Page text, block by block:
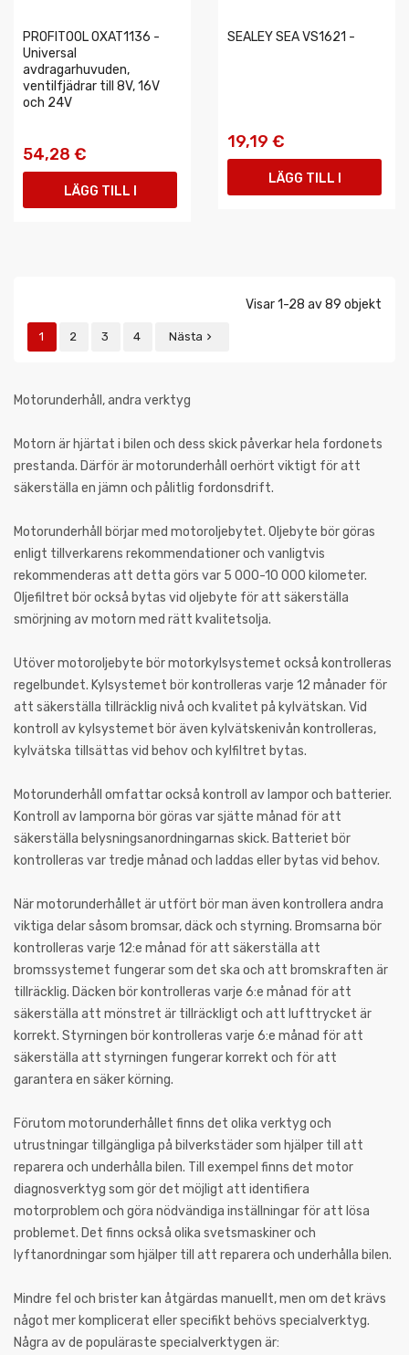
PROFITOOL 0XAT1136 -
Universal
avdragarhuvuden,
ventilfjädrar till 8V, 16V
och 24V
54,28 €
LÄGG TILL I
SEALEY SEA VS1621 -
19,19 €
LÄGG TILL I
Visar 1-28 av 89 objekt
1 2 3 4 Nästa 
Motorunderhåll, andra verktyg
Motorn är hjärtat i bilen och dess skick påverkar hela fordonets
prestanda. Därför är motorunderhåll oerhört viktigt för att
säkerställa en jämn och pålitlig fordonsdrift.
Motorunderhåll börjar med motoroljebytet. Oljebyte bör göras
enligt tillverkarens rekommendationer och vanligtvis
rekommenderas att detta görs var 5 000-10 000 kilometer.
Oljefiltret bör också bytas vid oljebyte för att säkerställa
smörjning av motorn med rätt kvalitetsolja.
Utöver motoroljebyte bör motorkylsystemet också kontrolleras
regelbundet. Kylsystemet bör kontrolleras varje 12 månader för
att säkerställa tillräcklig nivå och kvalitet på kylvätskan. Vid
kontroll av kylsystemet bör även kylvätskenivån kontrolleras,
kylvätska tillsättas vid behov och kylfiltret bytas.
Motorunderhåll omfattar också kontroll av lampor och batterier.
Kontroll av lamporna bör göras var sjätte månad för att
säkerställa belysningsanordningarnas skick. Batteriet bör
kontrolleras var tredje månad och laddas eller bytas vid behov.
När motorunderhållet är utfört bör man även kontrollera andra
viktiga delar såsom bromsar, däck och styrning. Bromsarna bör
kontrolleras varje 12:e månad för att säkerställa att
bromssystemet fungerar som det ska och att bromskraften är
tillräcklig. Däcken bör kontrolleras varje 6:e månad för att
säkerställa att mönstret är tillräckligt och att lufttrycket är
korrekt. Styrningen bör kontrolleras varje 6:e månad för att
säkerställa att styrningen fungerar korrekt och för att
garantera en säker körning.
Förutom motorunderhållet finns det olika verktyg och
utrustningar tillgängliga på bilverkstäder som hjälper till att
reparera och underhålla bilen. Till exempel finns det motor
diagnosverktyg som gör det möjligt att identifiera
motorproblem och göra nödvändiga inställningar för att lösa
problemet. Det finns också olika svetsmaskiner och
lyftanordningar som hjälper till att reparera och underhålla bilen.
Mindre fel och brister kan åtgärdas manuellt, men om det krävs
något mer komplicerat eller specifikt behövs specialverktyg.
Några av de populäraste specialverktygen är: